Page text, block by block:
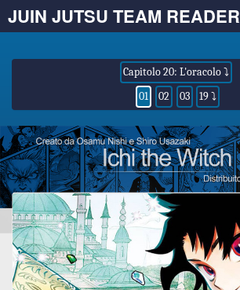
JUIN JUTSU TEAM READER
Capitolo 20: L'oracolo ⤵
01
02 03 19 ⤵